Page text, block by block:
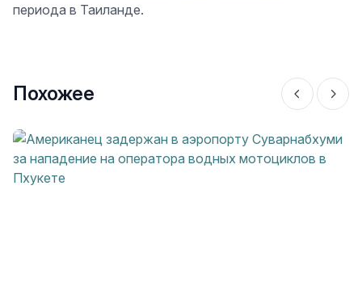
периода в Таиланде.
Похожее